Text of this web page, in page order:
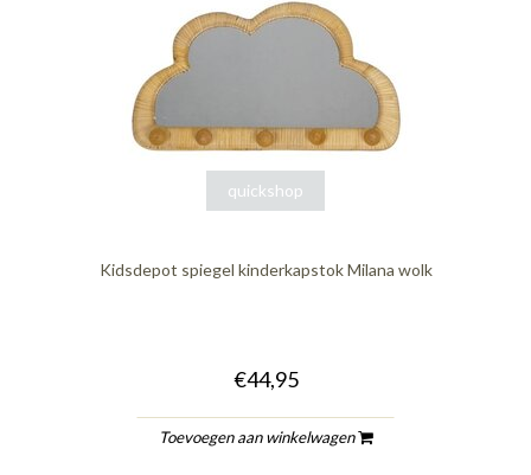
quickshop
Kidsdepot spiegel kinderkapstok Milana wolk
€44,95
Toevoegen aan winkelwagen